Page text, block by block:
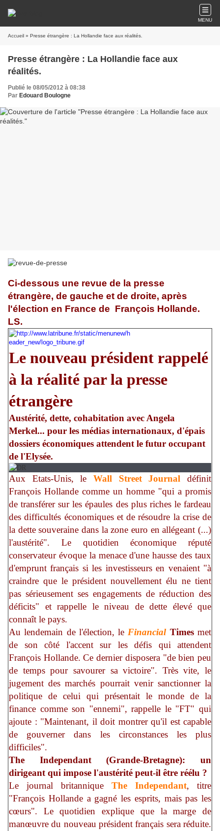
MENU
Accueil » Presse étrangère : La Hollandie face aux réalités.
Presse étrangère : La Hollandie face aux
réalités.
Publié le 08/05/2012 à 08:38
Par Edouard Boulogne
Ci-dessous une revue de la presse
étrangère, de gauche et de droite, après
l'élection en France de François Hollande.
LS.
Le nouveau président rappelé
à la réalité par la presse
étrangère
Austérité, dette, cohabitation avec Angela
Merkel... pour les médias internationaux, d'épais
dossiers économiques attendent le futur occupant
de l'Elysée.
Aux Etats-Unis, le Wall Street Journal définit
François Hollande comme un homme "qui a promis
de transférer sur les épaules des plus riches le fardeau
des difficultés économiques et de résoudre la crise de
la dette souveraine dans la zone euro en allégeant (...)
l'austérité". Le quotidien économique réputé
conservateur évoque la menace d'une hausse des taux
d'emprunt français si les investisseurs en venaient "à
craindre que le président nouvellement élu ne tient
pas sérieusement ses engagements de réduction des
déficits" et rappelle le niveau de dette élevé que
connaît le pays.
Au lendemain de l'élection, le FinancialTimesmet
de son côté l'accent sur les défis qui attendent
François Hollande. Ce dernier disposera "de bien peu
de temps pour savourer sa victoire". Très vite, le
jugement des marchés pourrait venir sanctionner la
politique de celui qui présentait le monde de la
finance comme son "ennemi", rappelle le "FT" qui
ajoute : "Maintenant, il doit montrer qu'il est capable
de gouverner dans les circonstances les plus
difficiles".
The Independant (Grande-Bretagne): un
dirigeant qui impose l'austérité peut-il être réélu ?
Le journal britannique The Independant, titre
"François Hollande a gagné les esprits, mais pas les
cœurs". Le quotidien explique que la marge de
manœuvre du nouveau président français sera réduite.